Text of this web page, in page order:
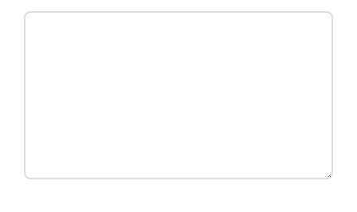
Komentar
Nama
Surel
Situs